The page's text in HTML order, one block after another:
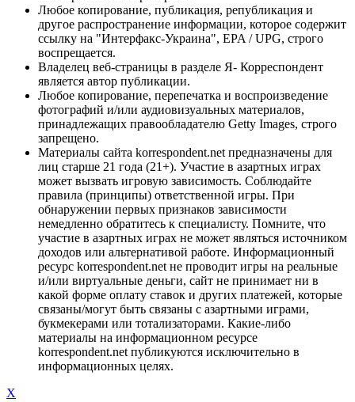
Любое копирование, публикация, републикация и
другое распространение информации, которое содержит
ссылку на "Интерфакс-Украина", EPA / UPG, строго
воспрещается.
Владелец веб-страницы в разделе Я- Корреспондент
является автор публикации.
Любое копирование, перепечатка и воспроизведение
фотографий и/или аудиовизуальных материалов,
принадлежащих правообладателю Getty Images, строго
запрещено.
Материалы сайта korrespondent.net предназначены для
лиц старше 21 года (21+). Участие в азартных играх
может вызвать игровую зависимость. Соблюдайте
правила (принципы) ответственной игры. При
обнаружении первых признаков зависимости
немедленно обратитесь к специалисту. Помните, что
участие в азартных играх не может являться источником
доходов или альтернативой работе. Информационный
ресурс korrespondent.net не проводит игры на реальные
и/или виртуальные деньги, сайт не принимает ни в
какой форме оплату ставок и других платежей, которые
связаны/могут быть связаны с азартными играми,
букмекерами или тотализаторами. Какие-либо
материалы на информационном ресурсе
korrespondent.net публикуются исключительно в
информационных целях.
X